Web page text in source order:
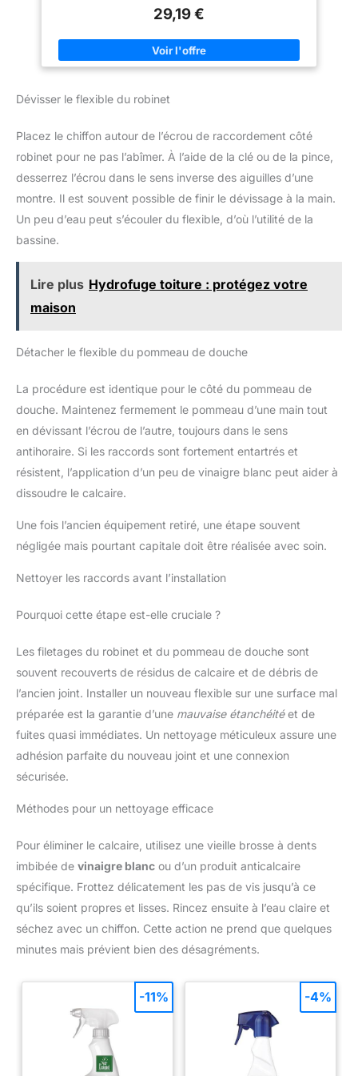
tubes et écrous : ne glisse pas sur la pièce, travail nécessitant
trempées, dureté d'env. 61 HRC: serrage sûr grâce à une
grande résistance à l'usure Charnière entrepassée : grande
stabilité grâce au double guidage
29,19 €
Dévisser le flexible du robinet
Placez le chiffon autour de l’écrou de raccordement côté
robinet pour ne pas l’abîmer. À l’aide de la clé ou de la pince,
desserrez l’écrou dans le sens inverse des aiguilles d’une
montre. Il est souvent possible de finir le dévissage à la main.
Un peu d’eau peut s’écouler du flexible, d’où l’utilité de la
bassine.
Lire plus Hydrofuge toiture : protégez votre
maison
Détacher le flexible du pommeau de douche
La procédure est identique pour le côté du pommeau de
douche. Maintenez fermement le pommeau d’une main tout
en dévissant l’écrou de l’autre, toujours dans le sens
antihoraire. Si les raccords sont fortement entartrés et
résistent, l’application d’un peu de vinaigre blanc peut aider à
dissoudre le calcaire.
Une fois l’ancien équipement retiré, une étape souvent
négligée mais pourtant capitale doit être réalisée avec soin.
Nettoyer les raccords avant l’installation
Pourquoi cette étape est-elle cruciale ?
Les filetages du robinet et du pommeau de douche sont
souvent recouverts de résidus de calcaire et de débris de
l’ancien joint. Installer un nouveau flexible sur une surface mal
préparée est la garantie d’une mauvaise étanchéitéet de
fuites quasi immédiates. Un nettoyage méticuleux assure une
adhésion parfaite du nouveau joint et une connexion
sécurisée.
Méthodes pour un nettoyage efficace
Pour éliminer le calcaire, utilisez une vieille brosse à dents
imbibée de vinaigre blanc ou d’un produit anticalcaire
spécifique. Frottez délicatement les pas de vis jusqu’à ce
qu’ils soient propres et lisses. Rincez ensuite à l’eau claire et
séchez avec un chiffon. Cette action ne prend que quelques
minutes mais prévient bien des désagréments.
-11% -4%